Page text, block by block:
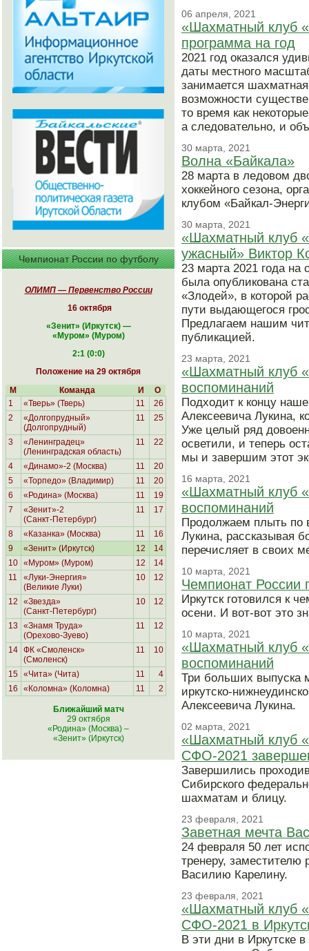
Чемпионат России по футболу
ОЛИМП — Первенство России
16 октября
«Зенит» (Иркутск) —
«Муром» (Муром)
2:1 (0:0)
Положение на 29 октября
М
Команда И
О
1
«Тверь» (Тверь) 11
26
2
«Долгопрудный»
(Долгопрудный)
11 25
3
«Ленинградец»
(Ленинградская область)
11 22
4 «Динамо»-2 (Москва) 11
20
5
«Торпедо» (Владимир) 11
20
6
«Родина» (Москва) 11
19
7
«Зенит»-2
(Санкт-Петербург)
11 17
8 «Казанка» (Москва) 11
16
9
«Зенит» (Иркутск) 12
14
10 «Муром» (Муром) 12
14
11
«Луки-Энергия»
(Великие Луки)
10 12
12
«Звезда»
(Санкт-Петербург)
10 12
13
«Знамя Труда»
(Орехово-Зуево)
11 12
14 ФК «Смоленск»
(Смоленск)
11 10
15 «Чита» (Чита) 11
4
16
«Коломна» (Коломна) 11 2
Ближайший матч
29 октября
«Родина» (Москва) –
«Зенит» (Иркутск)
06 апреля, 2021
«Шахматный клуб
программа на год
2021 год оказался
даты местного
занимается
возможности
то время как
а следовательно, и
30 марта, 2021
Волна «Байкала»
28 марта в ледовом
хоккейного сезона,
клубом «Байкал-
30 марта, 2021
«Шахматный клуб
ужасный» Виктор
23 марта 2021 года
была опубликована
«Злодей», в которой
пути выдающегося
Предлагаем нашим
публикацией.
23 марта, 2021
«Шахматный клуб
воспоминаний
Подходит к концу
Алексеевича Лукина,
Уже целый ряд
осветили, и теперь
мы и завершим этот
16 марта, 2021
«Шахматный клуб
воспоминаний
Продолжаем плыть по
Лукина, рассказывая
перечисляет в своих
10 марта, 2021
Чемпионат России
Иркутск готовился к
осени. И вот-вот это
10 марта, 2021
«Шахматный клуб
воспоминаний
Три больших выпуска
иркутско-
Алексеевича Лукина.
02 марта, 2021
«Шахматный клуб
СФО-2021
Завершились
Сибирского
шахматам и блицу.
23 февраля, 2021
Заветная мечта
24 февраля 50 лет
тренеру, заместителю
Василию Карелину.
23 февраля, 2021
«Шахматный клуб
СФО-2021 в
В эти дни в Иркутске